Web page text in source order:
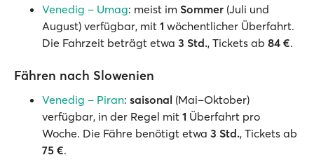
Venedig – Umag: meist im Sommer (Juli und
August) verfügbar, mit 1 wöchentlicher Überfahrt.
Die Fahrzeit beträgt etwa 3 Std., Tickets ab 84 €.
Fähren nach Slowenien
Venedig – Piran: saisonal (Mai–Oktober)
verfügbar, in der Regel mit 1 Überfahrt pro
Woche. Die Fähre benötigt etwa 3 Std., Tickets ab
75 €.